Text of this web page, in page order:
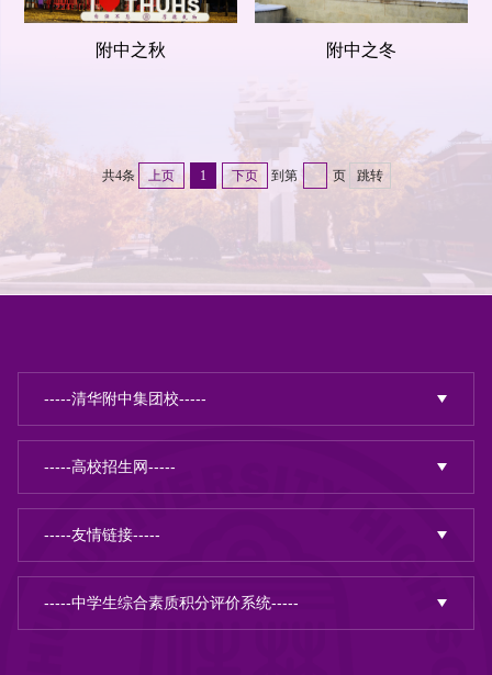
附中之秋 附中之冬
共4条 上页 1 下页 到第 页 跳转